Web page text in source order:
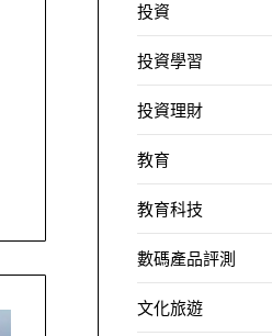
投資
投資學習
投資理財
教育
教育科技
數碼產品評測
文化旅遊